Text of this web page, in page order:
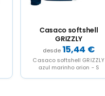
Casaco softshell
GRIZZLY
15,44 €
Casaco softshell GRIZZLY
azul marinho orion - S